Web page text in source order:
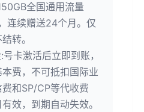
全国通用流量
连续赠送24个月。仅
转。
卡激活后立即到账，
费，不可抵扣国际业
和SP/CP等代收费
效，到期自动失效。